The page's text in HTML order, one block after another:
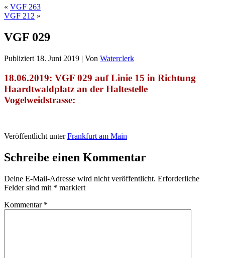
« VGF 263
VGF 212 »
VGF 029
Publiziert 18. Juni 2019 | Von Waterclerk
18.06.2019: VGF 029 auf Linie 15 in Richtung
Haardtwaldplatz an der Haltestelle
Vogelweidstrasse:
Veröffentlicht unter Frankfurt am Main
Schreibe einen Kommentar
Deine E-Mail-Adresse wird nicht veröffentlicht. Erforderliche
Felder sind mit * markiert
Kommentar *